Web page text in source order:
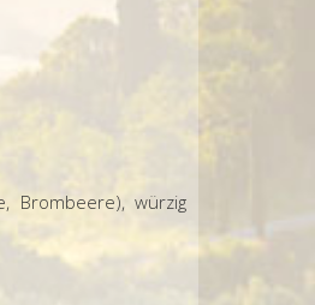
Brombeere), würzig